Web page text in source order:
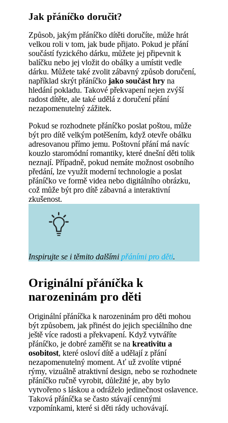
Jak přáníčko doručit?
Způsob, jakým přáníčko dítěti doručíte, může hrát
velkou roli v tom, jak bude přijato. Pokud je přání
součástí fyzického dárku, můžete jej připevnit k
balíčku nebo jej vložit do obálky a umístit vedle
dárku. Můžete také zvolit zábavný způsob doručení,
například skrýt přáníčko jako součást hry na
hledání pokladu. Takové překvapení nejen zvýší
radost dítěte, ale také udělá z doručení přání
nezapomenutelný zážitek.
Pokud se rozhodnete přáníčko poslat poštou, může
být pro dítě velkým potěšením, když otevře obálku
adresovanou přímo jemu. Poštovní přání má navíc
kouzlo staromódní romantiky, které dnešní děti tolik
neznají. Případně, pokud nemáte možnost osobního
předání, lze využít moderní technologie a poslat
přáníčko ve formě videa nebo digitálního obrázku,
což může být pro dítě zábavná a interaktivní
zkušenost.
Inspirujte se i těmito dalšími přáními pro děti.
Originální přáníčka k
narozeninám pro děti
Originální přáníčka k narozeninám pro děti mohou
být způsobem, jak přinést do jejich speciálního dne
ještě více radosti a překvapení. Když vytváříte
přáníčko, je dobré zaměřit se na kreativitu a
osobitost, které osloví dítě a udělají z přání
nezapomenutelný moment. Ať už zvolíte vtipné
rýmy, vizuálně atraktivní design, nebo se rozhodnete
přáníčko ručně vyrobit, důležité je, aby bylo
vytvořeno s láskou a odráželo jedinečnost oslavence.
Taková přáníčka se často stávají cennými
vzpomínkami, které si děti rády uchovávají.